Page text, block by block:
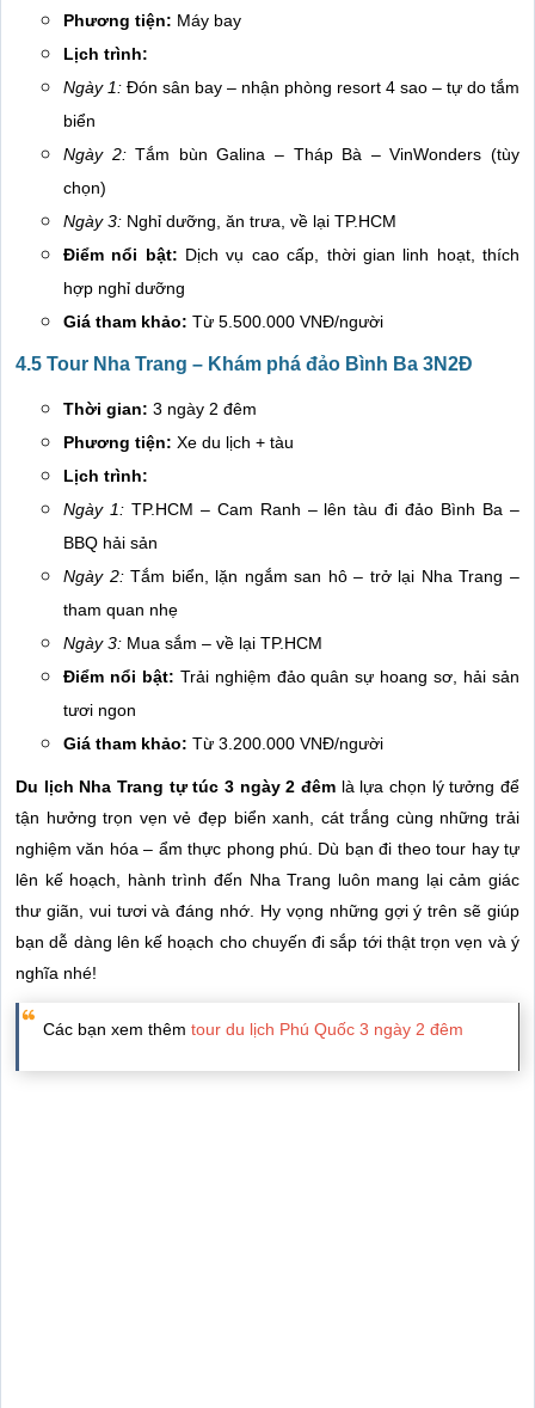
Phương tiện: Máy bay
Lịch trình:
Ngày 1: Đón sân bay – nhận phòng resort 4 sao – tự do tắm
biển
Ngày 2:Tắm bùn Galina – Tháp Bà – VinWonders (tùy
chọn)
Ngày 3: Nghỉ dưỡng, ăn trưa, về lại TP.HCM
Điểm nổi bật: Dịch vụ cao cấp, thời gian linh hoạt, thích
hợp nghỉ dưỡng
Giá tham khảo: Từ 5.500.000 VNĐ/người
4.5 Tour Nha Trang – Khám phá đảo Bình Ba 3N2Đ
Thời gian: 3 ngày 2 đêm
Phương tiện: Xe du lịch + tàu
Lịch trình:
Ngày 1:TP.HCM – Cam Ranh – lên tàu đi đảo Bình Ba –
BBQ hải sản
Ngày 2:Tắm biển, lặn ngắm san hô – trở lại Nha Trang –
tham quan nhẹ
Ngày 3: Mua sắm – về lại TP.HCM
Điểm nổi bật: Trải nghiệm đảo quân sự hoang sơ, hải sản
tươi ngon
Giá tham khảo: Từ 3.200.000 VNĐ/người
Du lịch Nha Trang tự túc 3 ngày 2 đêm là lựa chọn lý tưởng để
tận hưởng trọn vẹn vẻ đẹp biển xanh, cát trắng cùng những trải
nghiệm văn hóa – ẩm thực phong phú. Dù bạn đi theo tour hay tự
lên kế hoạch, hành trình đến Nha Trang luôn mang lại cảm giác
thư giãn, vui tươi và đáng nhớ. Hy vọng những gợi ý trên sẽ giúp
bạn dễ dàng lên kế hoạch cho chuyến đi sắp tới thật trọn vẹn và ý
nghĩa nhé!
Các bạn xem thêm tour du lịch Phú Quốc 3 ngày 2 đêm